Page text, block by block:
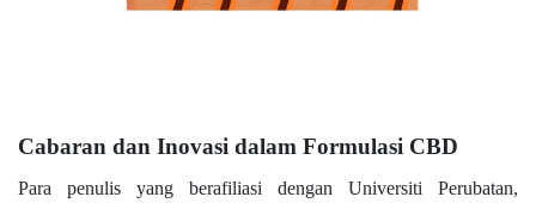
Cabaran dan Inovasi dalam Formulasi CBD
Para penulis yang berafiliasi dengan Universiti Perubatan,